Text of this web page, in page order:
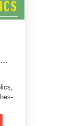
REVUE DES MARCHES PUBLICS, N°3560